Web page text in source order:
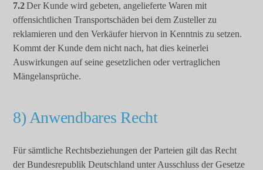
7.2Der Kunde wird gebeten, angelieferte Waren mit
offensichtlichen Transportschäden bei dem Zusteller zu
reklamieren und den Verkäufer hiervon in Kenntnis zu setzen.
Kommt der Kunde dem nicht nach, hat dies keinerlei
Auswirkungen auf seine gesetzlichen oder vertraglichen
Mängelansprüche.
8) Anwendbares Recht
Für sämtliche Rechtsbeziehungen der Parteien gilt das Recht
der Bundesrepublik Deutschland unter Ausschluss der Gesetze